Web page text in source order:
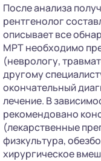
После анализа
рентгенолог
описывает все
МРТ необходимо
(неврологу,
другому
окончательный
лечение. В
рекомендовано
(лекарственные
физкультура,
хирургическое